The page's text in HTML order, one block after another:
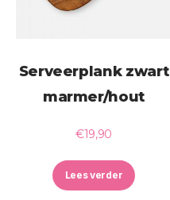
Serveerplank zwart
marmer/hout
€19,90
Lees verder